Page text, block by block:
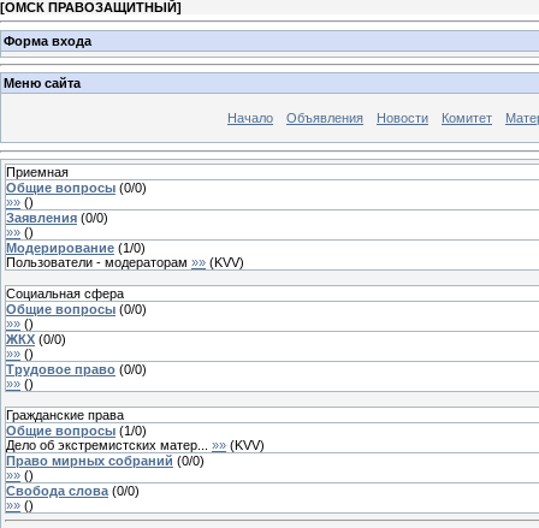
[ОМСК ПРАВОЗАЩИТНЫЙ]
Форма входа
Меню сайта
Начало Объявления Новости Комитет
Приемная
Общие вопросы (0/0)
»» ()
Заявления (0/0)
»» ()
Модерирование (1/0)
Пользователи - модераторам »» (KVV)
Социальная сфера
Общие вопросы (0/0)
»» ()
ЖКХ (0/0)
»» ()
Трудовое право (0/0)
»» ()
Гражданские права
Общие вопросы (1/0)
Дело об экстремистских матер...
»» (KVV)
Право мирных собраний (0/0)
»» ()
Свобода слова (0/0)
»» ()